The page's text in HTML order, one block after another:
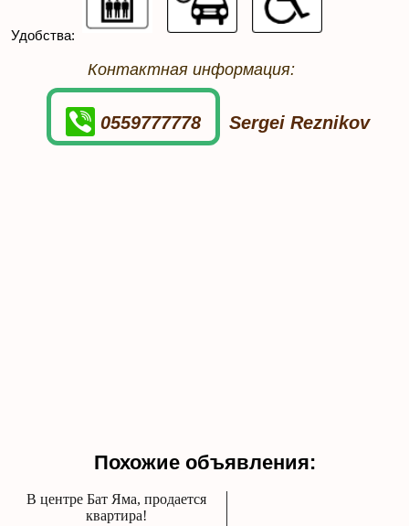
Удобства:
Контактная информация:
0559777778 Sergei Reznikov
Похожие объявления:
В центре Бат Яма, продается
квартира!